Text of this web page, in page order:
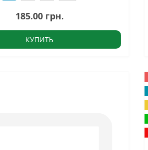
185.00 грн.
КУПИТЬ